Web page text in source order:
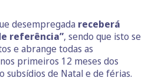
desempregada receberá
referência”, sendo que isto se
e abrange todas as
primeiros 12 meses dos
subsídios de Natal e de férias.